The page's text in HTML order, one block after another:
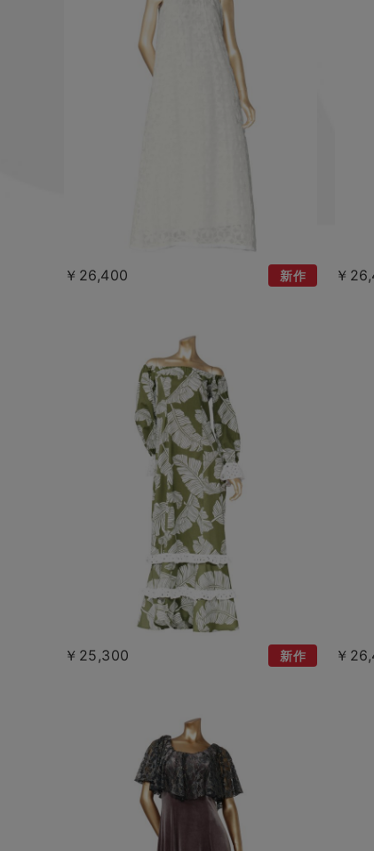
￥26,400 新作 ￥
￥25,300 新作 ￥